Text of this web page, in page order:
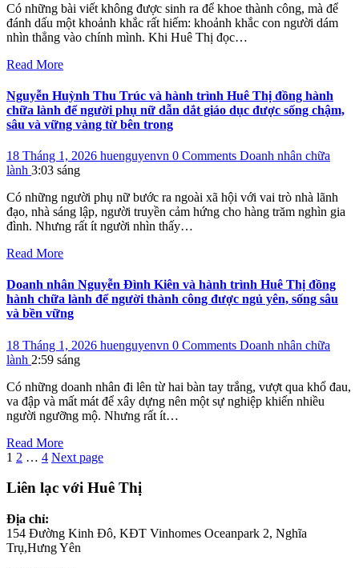
Có những bài viết không được sinh ra để khoe thành công, mà để
đánh dấu một khoảnh khắc rất hiếm: khoảnh khắc con người dám
nhìn thẳng vào chính mình. Khi Huê Thị đọc…
Read More
Nguyễn Huỳnh Thu Trúc và hành trình Huê Thị đồng hành
chữa lành để người phụ nữ dẫn dắt giáo dục được sống chậm,
sâu và vững vàng từ bên trong
18 Tháng 1, 2026 huenguyenvn 0 Comments Doanh nhân chữa
lành 3:03 sáng
Có những người phụ nữ bước ra ngoài xã hội với vai trò nhà lãnh
đạo, nhà sáng lập, người truyền cảm hứng cho hàng trăm nghìn gia
đình. Nhưng rất ít người nhìn thấy…
Read More
Doanh nhân Nguyễn Đình Kiên và hành trình Huê Thị đồng
hành chữa lành để người thành công được ngủ yên, sống sâu
và bền vững
18 Tháng 1, 2026 huenguyenvn 0 Comments Doanh nhân chữa
lành 2:59 sáng
Có những doanh nhân đi lên từ hai bàn tay trắng, vượt qua khổ đau,
va đập và mất mát để xây dựng nên một sự nghiệp khiến nhiều
người ngưỡng mộ. Nhưng rất ít…
Read More
Phân
trang
viết
Page
1 Page
2 … Page
4 Next page
Liên lạc với Huê Thị
Địa chỉ:
154 Đường Kinh Đô, KĐT Vinhomes Oceanpark 2, Nghĩa
Trụ,Hưng Yên